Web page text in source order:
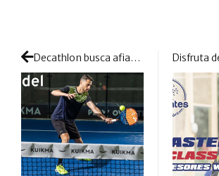
Decathlon busca afianzarse todavía más dentro del mercado de material de pádel